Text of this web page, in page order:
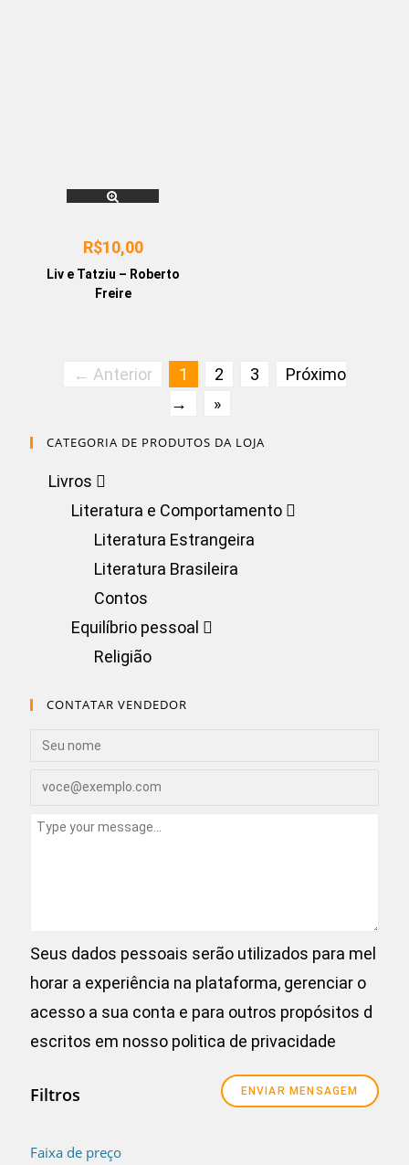
R$10,00
Liv e Tatziu – Roberto
Freire
← Anterior 1 2 3
Próximo
→
»
CATEGORIA DE PRODUTOS DA LOJA
Livros
Literatura e Comportamento
Literatura Estrangeira
Literatura Brasileira
Contos
Equilíbrio pessoal
Religião
CONTATAR VENDEDOR
Seus dados pessoais serão utilizados para mel
horar a experiência na plataforma, gerenciar o
acesso a sua conta e para outros propósitos d
escritos em nosso politica de privacidade
Filtros
Faixa de preço